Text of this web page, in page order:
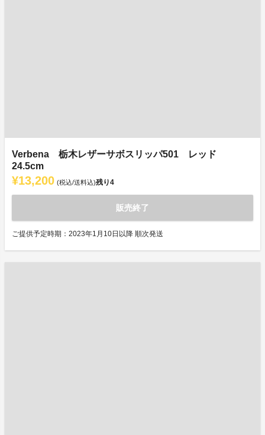
Verbena 栃木レザーサボスリッパ501 レッド
24.5cm
¥13,200 (税込/送料込)残り4
販売終了
ご提供予定時期：2023年1月10日以降 順次発送